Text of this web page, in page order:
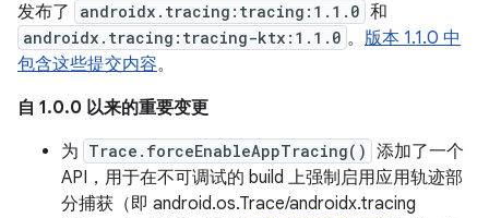
发布了
androidx.tracing:tracing:1.1.0 和
androidx.tracing:tracing-ktx:1.1.0 。 版本 1.1.0 中
包含这些提交内容。
自 1.0.0 以来的重要变更
为 Trace.forceEnableAppTracing() 添加了一个
API，用于在不可调试的 build 上强制启用应用轨迹部
分捕获（即 android.os.Trace/androidx.tracing